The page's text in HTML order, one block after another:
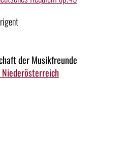
der Musikfreunde